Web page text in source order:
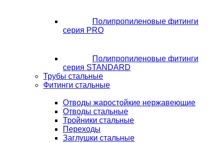
Полипропиленовые фитинги
серия PRO
Полипропиленовые фитинги
серия STANDARD
Трубы стальные
Фитинги стальные
Отводы жаростойкие нержавеющие
Отводы стальные
Тройники стальные
Переходы
Заглушки стальные